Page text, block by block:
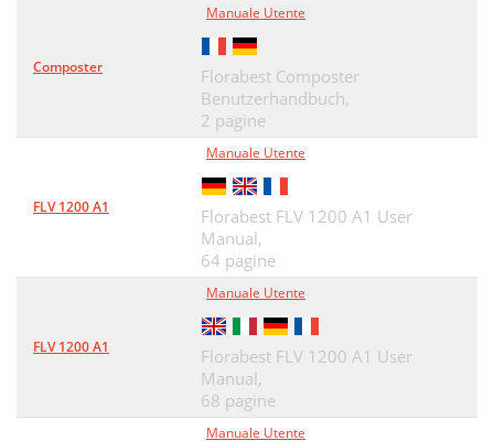
Composter
Manuale Utente
Florabest Composter
Benutzerhandbuch,
2 pagine
FLV 1200 A1
Manuale Utente
Florabest FLV 1200 A1 User
Manual,
64 pagine
FLV 1200 A1
Manuale Utente
Florabest FLV 1200 A1 User
Manual,
68 pagine
Manuale Utente